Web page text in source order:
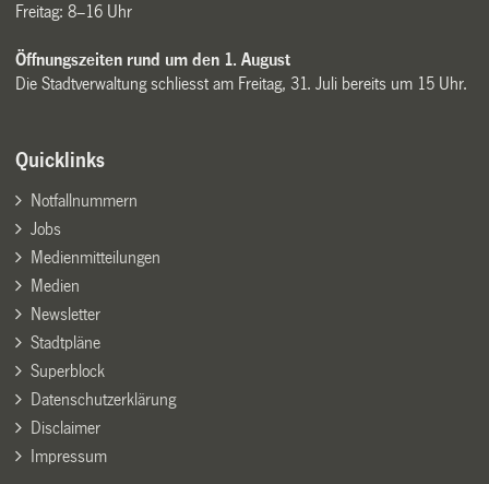
Freitag: 8–16 Uhr
Öffnungszeiten rund um den 1. August
Die Stadtverwaltung schliesst am Freitag, 31. Juli bereits um 15 Uhr.
Quicklinks
Notfallnummern
Jobs
Medienmitteilungen
Medien
Newsletter
Stadtpläne
Superblock
Datenschutzerklärung
Disclaimer
Impressum